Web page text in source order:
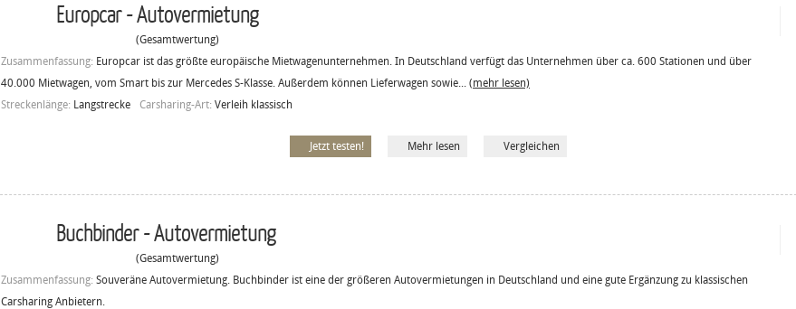
Europcar - Autovermietung
(Gesamtwertung)
Zusammenfassung: Europcar ist das größte europäische Mietwagenunternehmen. In Deutschland verfügt das Unternehmen über ca. 600 Stationen und über
40.000 Mietwagen, vom Smart bis zur Mercedes S-Klasse. Außerdem können Lieferwagen sowie... (mehr lesen)
Streckenlänge: Langstrecke Carsharing-Art: Verleih klassisch
Jetzt testen! Mehr lesen Vergleichen
Buchbinder - Autovermietung
(Gesamtwertung)
Zusammenfassung: Souveräne Autovermietung. Buchbinder ist eine der größeren Autovermietungen in Deutschland und eine gute Ergänzung zu klassischen
Carsharing Anbietern.